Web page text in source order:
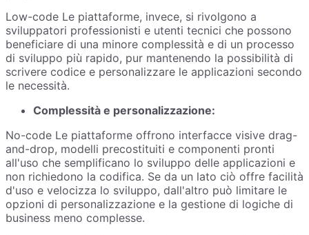
Low-code Le piattaforme, invece, si rivolgono a
sviluppatori professionisti e utenti tecnici che possono
beneficiare di una minore complessità e di un processo
di sviluppo più rapido, pur mantenendo la possibilità di
scrivere codice e personalizzare le applicazioni secondo
le necessità.
Complessità e personalizzazione:
No-code Le piattaforme offrono interfacce visive drag-
and-drop, modelli precostituiti e componenti pronti
all'uso che semplificano lo sviluppo delle applicazioni e
non richiedono la codifica. Se da un lato ciò offre facilità
d'uso e velocizza lo sviluppo, dall'altro può limitare le
opzioni di personalizzazione e la gestione di logiche di
business meno complesse.